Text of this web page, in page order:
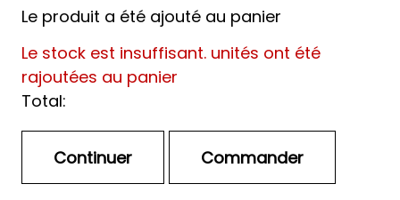
Le produit a été ajouté au panier
Le stock est insuffisant. unités ont été
rajoutées au panier
Total: